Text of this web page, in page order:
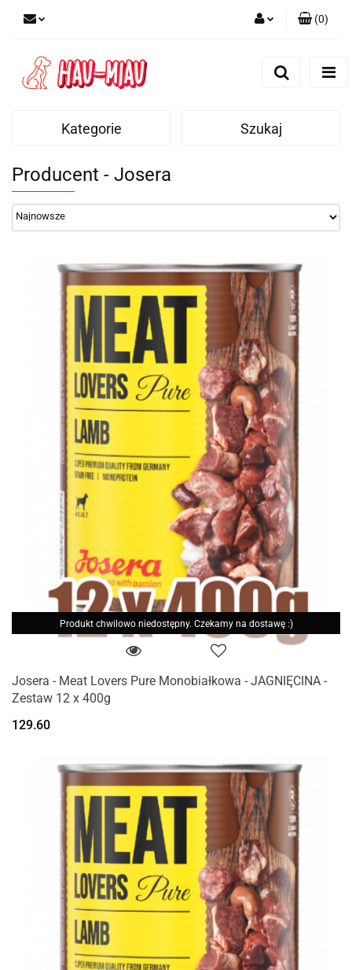
(0)
Kategorie Szukaj
Producent - Josera
Produkt chwilowo niedostępny. Czekamy na dostawę :)
Josera - Meat Lovers Pure Monobiałkowa - JAGNIĘCINA -
Zestaw 12 x 400g
129.60